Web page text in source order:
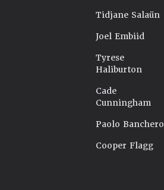
Tidjane Salaün
Joel Embiid
Tyrese
Haliburton
Cade
Cunningham
Paolo Banchero
Cooper Flagg